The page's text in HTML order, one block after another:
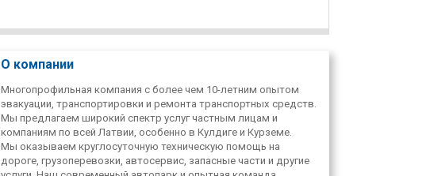
О компании
Многопрофильная компания с более чем 10-летним опытом
эвакуации, транспортировки и ремонта транспортных средств.
Мы предлагаем широкий спектр услуг частным лицам и
компаниям по всей Латвии, особенно в Кулдиге и Курземе.
Мы оказываем круглосуточную техническую помощь на
дороге, грузоперевозки, автосервис, запасные части и другие